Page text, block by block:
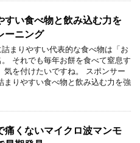
すい食べ物と飲み込む力を
ーニング
まりやすい代表的な食べ物は「お
それでも毎年お餅を食べて窒息す
気を付けたいですね。 スポンサー
まりやすい食べ物と飲み込む力を強
痛くないマイクロ波マンモ